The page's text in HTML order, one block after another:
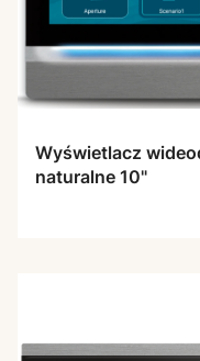
Wyświetlacz
naturalne 10"